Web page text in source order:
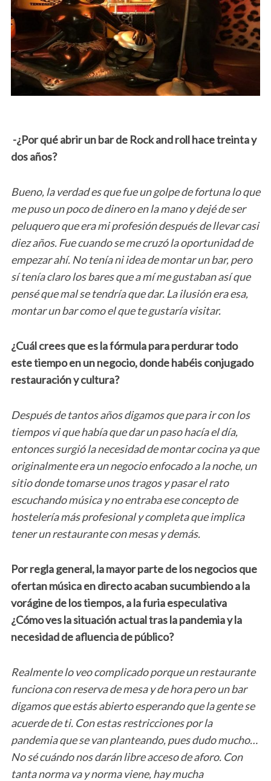
-¿Por qué abrir un bar de Rock and roll hace treinta y
dos años?
Bueno, la verdad es que fue un golpe de fortuna lo que
me puso un poco de dinero en la mano y dejé de ser
peluquero que era mi profesión después de llevar casi
diez años. Fue cuando se me cruzó la oportunidad de
empezar ahí. No tenía ni idea de montar un bar, pero
sí tenía claro los bares que a mí me gustaban así que
pensé que mal se tendría que dar. La ilusión era esa,
montar un bar como el que te gustaría visitar.
¿Cuál crees que es la fórmula para perdurar todo
este tiempo en un negocio, donde habéis conjugado
restauración y cultura?
Después de tantos años digamos que para ir con los
tiempos vi que había que dar un paso hacía el día,
entonces surgió la necesidad de montar cocina ya que
originalmente era un negocio enfocado a la noche, un
sitio donde tomarse unos tragos y pasar el rato
escuchando música y no entraba ese concepto de
hostelería más profesional y completa que implica
tener un restaurante con mesas y demás.
Por regla general, la mayor parte de los negocios que
ofertan música en directo acaban sucumbiendo a la
vorágine de los tiempos, a la furia especulativa
¿Cómo ves la situación actual tras la pandemia y la
necesidad de afluencia de público?
Realmente lo veo complicado porque un restaurante
funciona con reserva de mesa y de hora pero un bar
digamos que estás abierto esperando que la gente se
acuerde de ti. Con estas restricciones por la
pandemia que se van planteando, pues dudo mucho…
No sé cuándo nos darán libre acceso de aforo. Con
tanta norma va y norma viene, hay mucha